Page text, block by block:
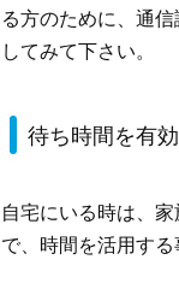
る方のために、通
してみて下さい。
待ち時間を有
自宅にいる時は、
で、時間を活用する